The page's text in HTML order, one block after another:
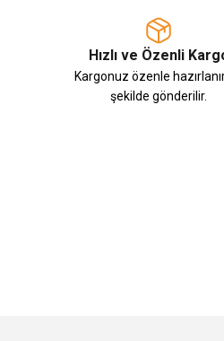
Hızlı ve Özenli
Kargonuz özenle hazırlanır
şekilde gönderilir.